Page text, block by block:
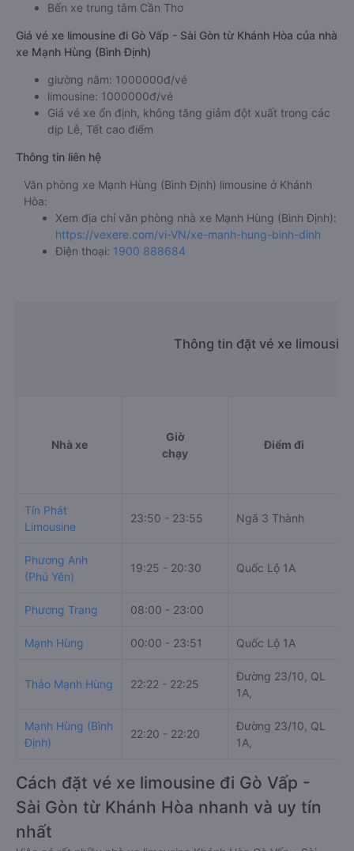
Bến xe trung tâm Cần Thơ
Giá vé xe limousine đi Gò Vấp - Sài Gòn từ Khánh Hòa của nhà
xe Mạnh Hùng (Bình Định)
giường nằm: 1000000đ/vé
limousine: 1000000đ/vé
Giá vé xe ổn định, không tăng giảm đột xuất trong các
dịp Lễ, Tết cao điểm
Thông tin liên hệ
Văn phòng xe Mạnh Hùng (Bình Định) limousine ở Khánh
Hòa:
Xem địa chỉ văn phòng nhà xe Mạnh Hùng (Bình Định):
https://vexere.com/vi-VN/xe-manh-hung-binh-dinh
Điện thoại: 1900 888684
Thông tin đặt vé xe
Nhà xe
Giờ
chạy
Điểm đi
Tín Phát
Limousine
23:50 - 23:55 Ngã 3 Thành
Phương Anh
(Phú Yên)
19:25 - 20:30 Quốc Lộ 1A
Phương Trang 08:00 - 23:00
Mạnh Hùng 00:00 - 23:51 Quốc Lộ 1A
Thảo Mạnh Hùng 22:22 - 22:25
Đường 23/10, QL
1A,
Mạnh Hùng (Bình
Định)
22:20 - 22:20
Đường 23/10, QL
1A,
Cách đặt vé xe limousine đi Gò Vấp -
Sài Gòn từ Khánh Hòa nhanh và uy tín
nhất